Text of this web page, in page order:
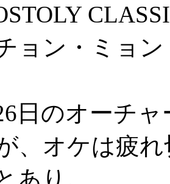
ョン・ミョ
日のオーチ
、オケは疲